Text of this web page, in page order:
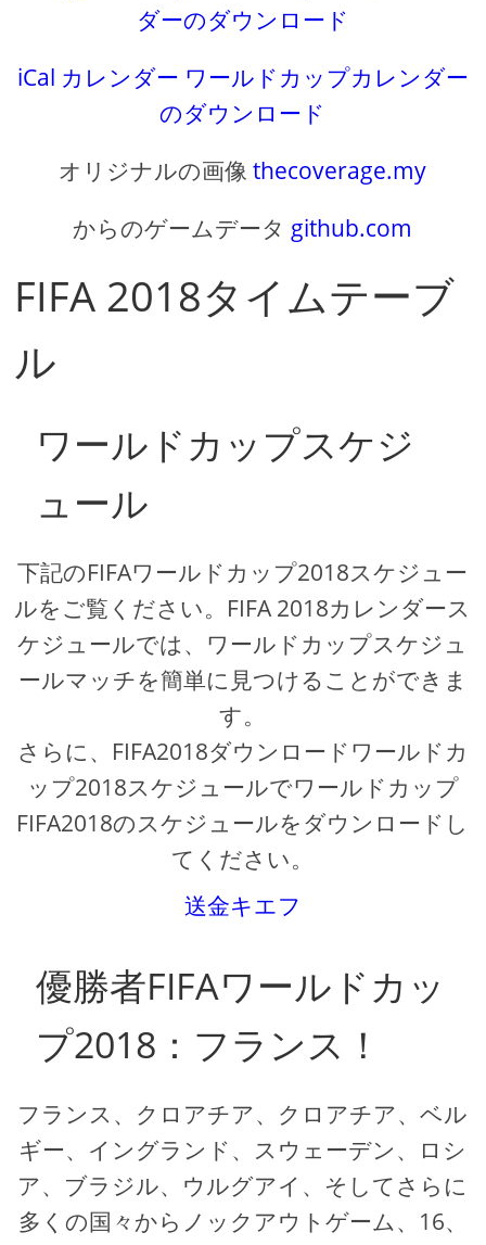
ダーのダウンロード
iCal カレンダー ワールドカップカレンダー
のダウンロード
オリジナルの画像thecoverage.my
からのゲームデータ github.com
FIFA 2018タイムテーブ
ル
ワールドカップスケジ
ュール
下記のFIFAワールドカップ2018スケジュー
ルをご覧ください。FIFA 2018カレンダース
ケジュールでは、ワールドカップスケジュ
ールマッチを簡単に見つけることができま
す。
さらに、FIFA2018ダウンロードワールドカ
ップ2018スケジュールでワールドカップ
FIFA2018のスケジュールをダウンロードし
てください。
送金キエフ
優勝者FIFAワールドカッ
プ2018：フランス！
フランス、クロアチア、クロアチア、ベル
ギー、イングランド、スウェーデン、ロシ
ア、ブラジル、ウルグアイ、そしてさらに
多くの国々からノックアウトゲーム、16、